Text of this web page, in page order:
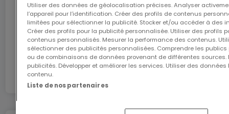
J’y vais
En partenariat avec
Utiliser des données de géolocalisation précises. Analyser
l’appareil pour l’identification. Créer des profils de contenus
limitées pour sélectionner la publicité. Stocker et/ou accéder à des
Créer des profils pour la publicité personnalisée. Utiliser des profils
contenus personnalisés. Mesurer la performance des contenus.
sélectionner des publicités personnalisées. Comprendre les
ou de combinaisons de données provenant de différentes sources.
publicités. Développer et améliorer les services. Utiliser des
contenu.
Liste de nos partenaires